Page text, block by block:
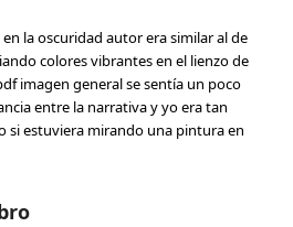
la oscuridad autor era similar al de
colores vibrantes en el lienzo de
imagen general se sentía un poco
entre la narrativa y yo era tan
si estuviera mirando una pintura en